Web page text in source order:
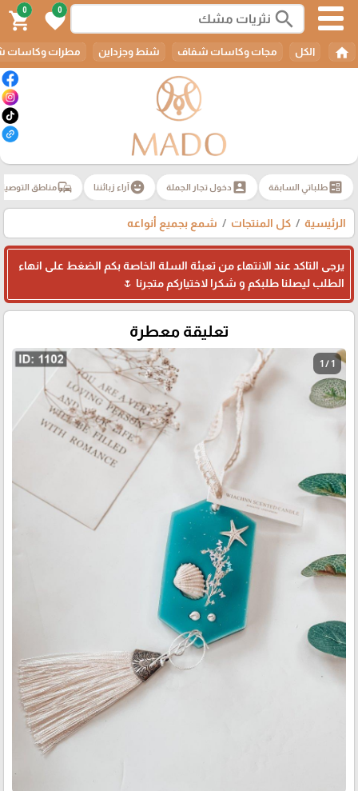
search
0
favorite
0
shopping_cart
home الكل مجات وكاسات شفاف شنط وجزداين مطرات وكاسات
ballotطلباتي السابقة account_box دخول تجار الجملة emoji_emotionsآراء زبائننا commuteمناطق
الرئيسية كل المنتجات شمع بجميع أنواعه
يرجى التاكد عند الانتهاء من تعبئة السلة الخاصة بكم الضغط على انهاء
الطلب ليصلنا طلبكم و شكرا لاختياركم متجرنا 🌷
تعليقة معطرة
1 / 1